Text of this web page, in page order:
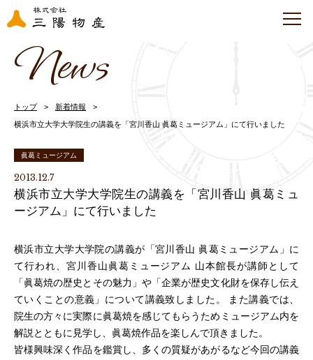
News
トップ 新着情報
横浜市立大学大学院生の講義を「宮川香山 眞葛ミュージアム」にて行いました
眞葛ミュージアム
2013.12.7
横浜市立大学大学院生の講義を「宮川香山 眞葛ミュ
ージアム」にて行いました
横浜市立大学大学院の講義が「宮川香山 眞葛ミュージアム」に
て行われ、宮川香山眞葛ミュージアム 山本館長が講師として
「眞葛焼の歴史とその魅力」や「企業が歴史文化財を保存し伝え
ていくことの意義」について講義致しました。 また講義では、
院生の方々に実際に眞葛焼を感じてもらうためミュージアム内を
解説とともに見学し、眞葛焼作品を楽しんで頂きました。
皆様興味深く作品を鑑賞し、多くの質疑があがるなど今回の講義